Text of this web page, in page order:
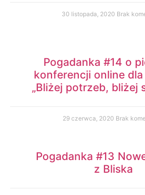
30 listopada, 2020 Brak
Pogadanka #14 o
konferencji online
„Bliżej potrzeb, bliżej
29 czerwca, 2020 Brak
Pogadanka #13
z Bliska